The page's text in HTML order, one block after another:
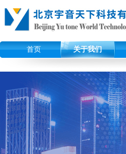
首页 关于我们